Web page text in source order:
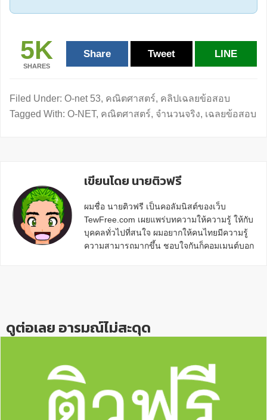
5K
SHARES
Share Tweet LINE
Filed Under: O-net 53, คณิตศาสตร์, คลิปเฉลยข้อสอบ
Tagged With: O-NET, คณิตศาสตร์, จำนวนจริง, เฉลยข้อสอบ
เขียนโดย นายติวฟรี
ผมชื่อ นายติวฟรี เป็นคอลัมนิสต์ของเว็บ
TewFree.com เผยแพร่บทความให้ความรู้ ให้กับ
บุคคลทั่วไปที่สนใจ ผมอยากให้คนไทยมีความรู้
ความสามารถมากขึ้น ชอบใจกันก็คอมเมนต์บอก
ดูต่อเลย อารมณ์ไม่สะดุด